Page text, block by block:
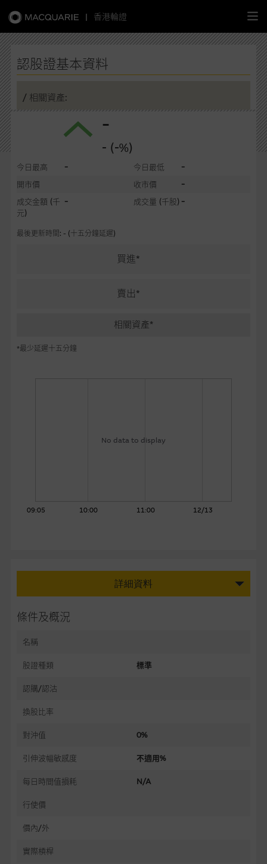
| 香港輪證
牛熊證
選股攻略
中資股票專頁
認股證基本資料
/ 相關資產:
-
- (-%)
今日最高 - 今日最低 -
開市價 收市價 -
成交金額 (千
元)
- 成交量 (千股) -
最後更新時間: - (十五分鐘延遲)
買進*
賣出*
相關資產*
*最少延遲十五分鐘
No data to display
09:05 10:00 11:00 12/13
詳細資料
條件及概況
名稱
股證種類 標準
認購/認沽
換股比率
對沖值 0%
引伸波幅敏感度 不適用%
每日時間值損耗 N/A
行使價
價內/外
實際槓桿